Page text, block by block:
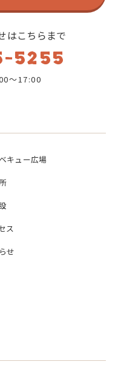
はこちらまで
5255
～17:00
キュー広場
ス
せ